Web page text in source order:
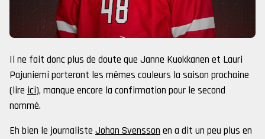
Il ne fait donc plus de doute que Janne Kuokkanen et Lauri
Pajuniemi porteront les mêmes couleurs la saison prochaine
(lire ici), manque encore la confirmation pour le second
nommé.
Eh bien le journaliste Johan Svensson en a dit un peu plus en